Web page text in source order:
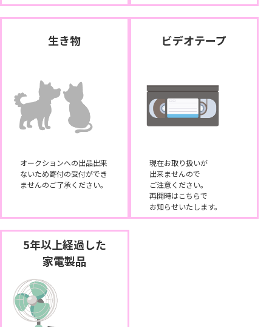
生き物
オークションへの出品出来
ないため寄付の受付ができ
ませんのご了承ください。
ビデオテープ
現在お取り扱いが
出来ませんので
ご注意ください。
再開時はこちらで
お知らせいたします。
5年以上経過した
家電製品